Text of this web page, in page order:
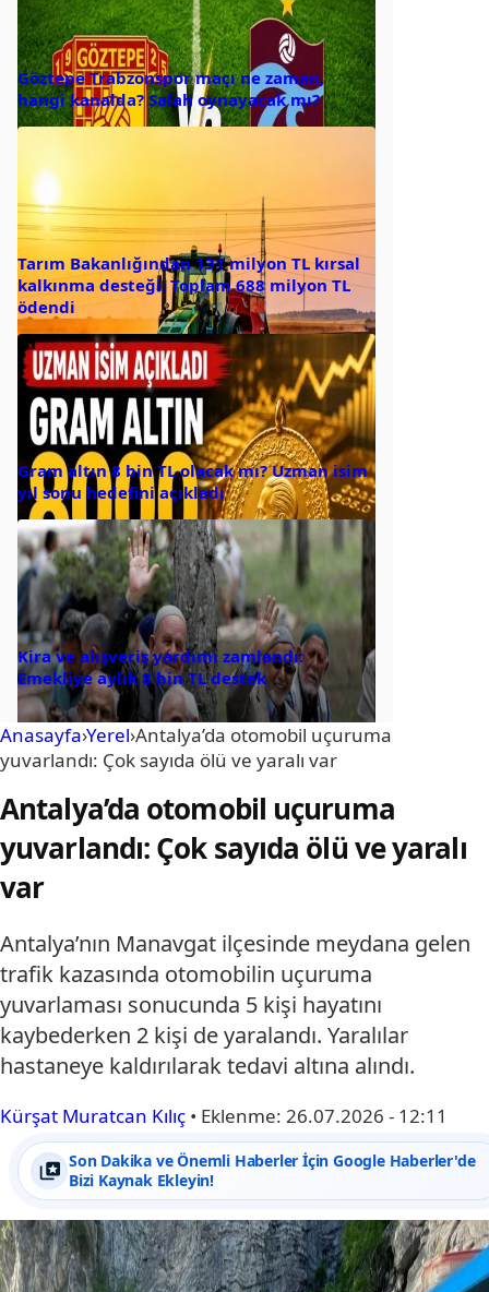
Göztepe Trabzonspor maçı ne zaman,
hangi kanalda? Salah oynayacak mı?
Tarım Bakanlığından 131 milyon TL kırsal
kalkınma desteği: Toplam 688 milyon TL
ödendi
Gram altın 8 bin TL olacak mı? Uzman isim
yıl sonu hedefini açıkladı
Kira ve alışveriş yardımı zamlandı:
Emekliye aylık 8 bin TL destek
Anasayfa›Yerel›Antalya’da otomobil uçuruma
yuvarlandı: Çok sayıda ölü ve yaralı var
Antalya’da otomobil uçuruma
yuvarlandı: Çok sayıda ölü ve yaralı
var
Antalya’nın Manavgat ilçesinde meydana gelen
trafik kazasında otomobilin uçuruma
yuvarlaması sonucunda 5 kişi hayatını
kaybederken 2 kişi de yaralandı. Yaralılar
hastaneye kaldırılarak tedavi altına alındı.
Kürşat Muratcan Kılıç • Eklenme: 26.07.2026 - 12:11
Son Dakika ve Önemli Haberler İçin Google Haberler'de
Bizi Kaynak Ekleyin!